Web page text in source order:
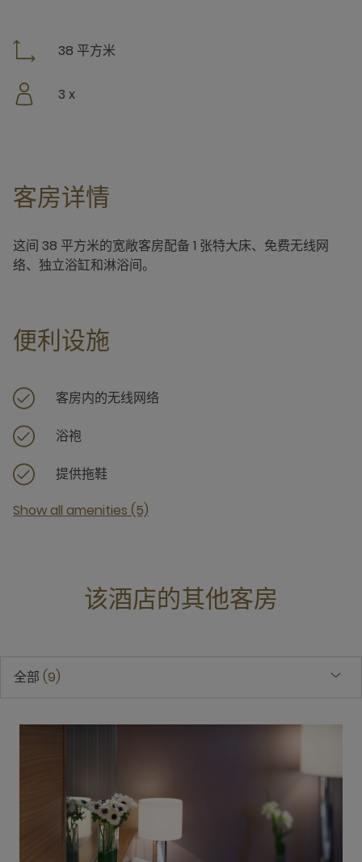
38 平方米
3 x
客房详情
这间 38 平方米的宽敞客房配备 1 张特大床、免费无线网
络、独立浴缸和淋浴间。
便利设施
客房内的无线网络
浴袍
提供拖鞋
Show all amenities (5)
该酒店的其他客房
全部 9